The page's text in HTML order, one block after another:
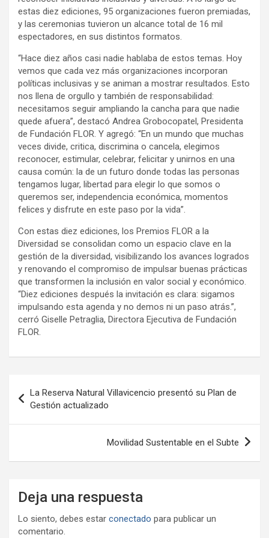
estas diez ediciones, 95 organizaciones fueron premiadas,
y las ceremonias tuvieron un alcance total de 16 mil
espectadores, en sus distintos formatos.
“Hace diez años casi nadie hablaba de estos temas. Hoy
vemos que cada vez más organizaciones incorporan
políticas inclusivas y se animan a mostrar resultados. Esto
nos llena de orgullo y también de responsabilidad:
necesitamos seguir ampliando la cancha para que nadie
quede afuera”, destacó Andrea Grobocopatel, Presidenta
de Fundación FLOR. Y agregó: “En un mundo que muchas
veces divide, critica, discrimina o cancela, elegimos
reconocer, estimular, celebrar, felicitar y unirnos en una
causa común: la de un futuro donde todas las personas
tengamos lugar, libertad para elegir lo que somos o
queremos ser, independencia económica, momentos
felices y disfrute en este paso por la vida”.
Con estas diez ediciones, los Premios FLOR a la
Diversidad se consolidan como un espacio clave en la
gestión de la diversidad, visibilizando los avances logrados
y renovando el compromiso de impulsar buenas prácticas
que transformen la inclusión en valor social y económico.
“Diez ediciones después la invitación es clara: sigamos
impulsando esta agenda y no demos ni un paso atrás.”,
cerró Giselle Petraglia, Directora Ejecutiva de Fundación
FLOR.
de
entradas
La Reserva Natural Villavicencio presentó su Plan de
Gestión actualizado
Movilidad Sustentable en el Subte
Deja una respuesta
Lo siento, debes estar conectado para publicar un
comentario.